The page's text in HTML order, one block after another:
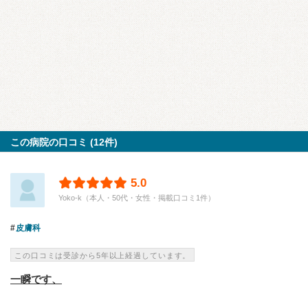
この病院の口コミ (12件)
5.0
Yoko-k（本人・50代・女性・掲載口コミ1件）
皮膚科
この口コミは受診から5年以上経過しています。
一瞬です、